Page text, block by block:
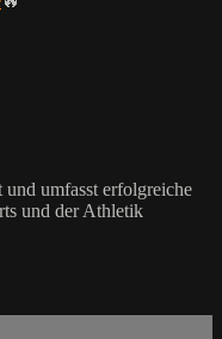
umfasst erfolgreiche
und der Athletik